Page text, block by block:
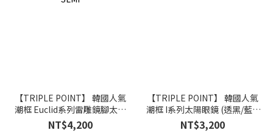
【TRIPLE POINT】 韓國人氣
潮框 Euclid系列雷雕鏡腳太陽
眼鏡 (透黑 + 水銀鏡面 ) Euclid
NT$4,200
【TRIPLE POINT】 韓國人氣
潮框 I系列太陽眼鏡 (透黑/藍 +
水銀鏡面) I LBK GDMI
NT$3,200